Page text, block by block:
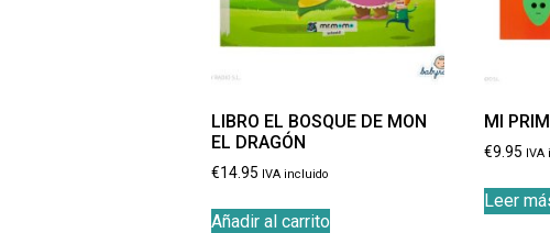
LIBRO EL BOSQUE DE MON
EL DRAGÓN
€14.95 IVA incluido
Añadir al carrito
MI
€9.95 IVA
Leer